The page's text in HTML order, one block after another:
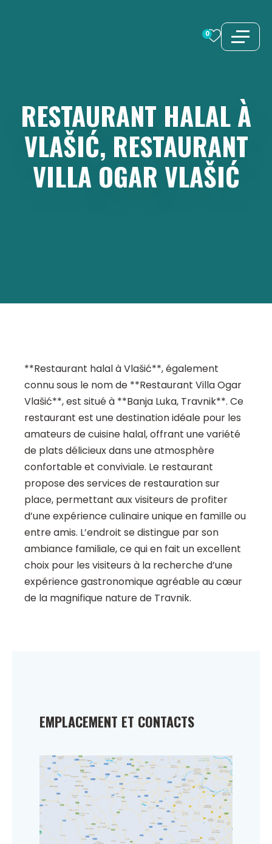
0
RESTAURANT HALALÀ
VLAŠIĆ, RESTAURANT
VILLA OGAR VLAŠIĆ
**Restaurant halal à Vlašić**, également
connu sous le nom de **Restaurant Villa Ogar
Vlašić**, est situé à **Banja Luka, Travnik**. Ce
restaurant est une destination idéale pour les
amateurs de cuisine halal, offrant une variété
de plats délicieux dans une atmosphère
confortable et conviviale. Le restaurant
propose des services de restauration sur
place, permettant aux visiteurs de profiter
d’une expérience culinaire unique en famille ou
entre amis. L’endroit se distingue par son
ambiance familiale, ce qui en fait un excellent
choix pour les visiteurs à la recherche d’une
expérience gastronomique agréable au cœur
de la magnifique nature de Travnik.
EMPLACEMENT ET CONTACTS